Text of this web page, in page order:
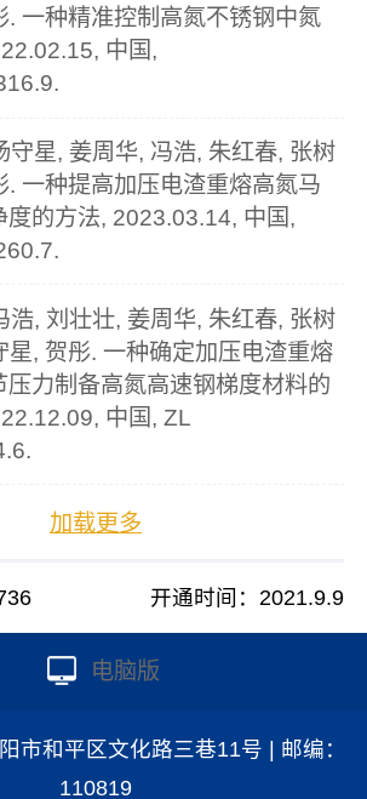
. 一种精准控制高氮不锈钢中氮
中国,
守星, 姜周华, 冯浩, 朱红春, 张树
. 一种提高加压电渣重熔高氮马
度的方法, 2023.03.14, 中国,
浩, 刘壮壮, 姜周华, 朱红春, 张树
星, 贺彤. 一种确定加压电渣重熔
压力制备高氮高速钢梯度材料的
中国, ZL
加载更多
开通时间： 2021.9.9
电脑版
市和平区文化路三巷11号 | 邮编：
110819